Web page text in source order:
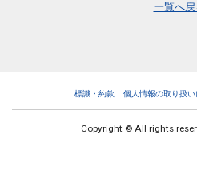
一覧へ戻
標識・約款 個人情報の取り扱い
Copyright © All rights